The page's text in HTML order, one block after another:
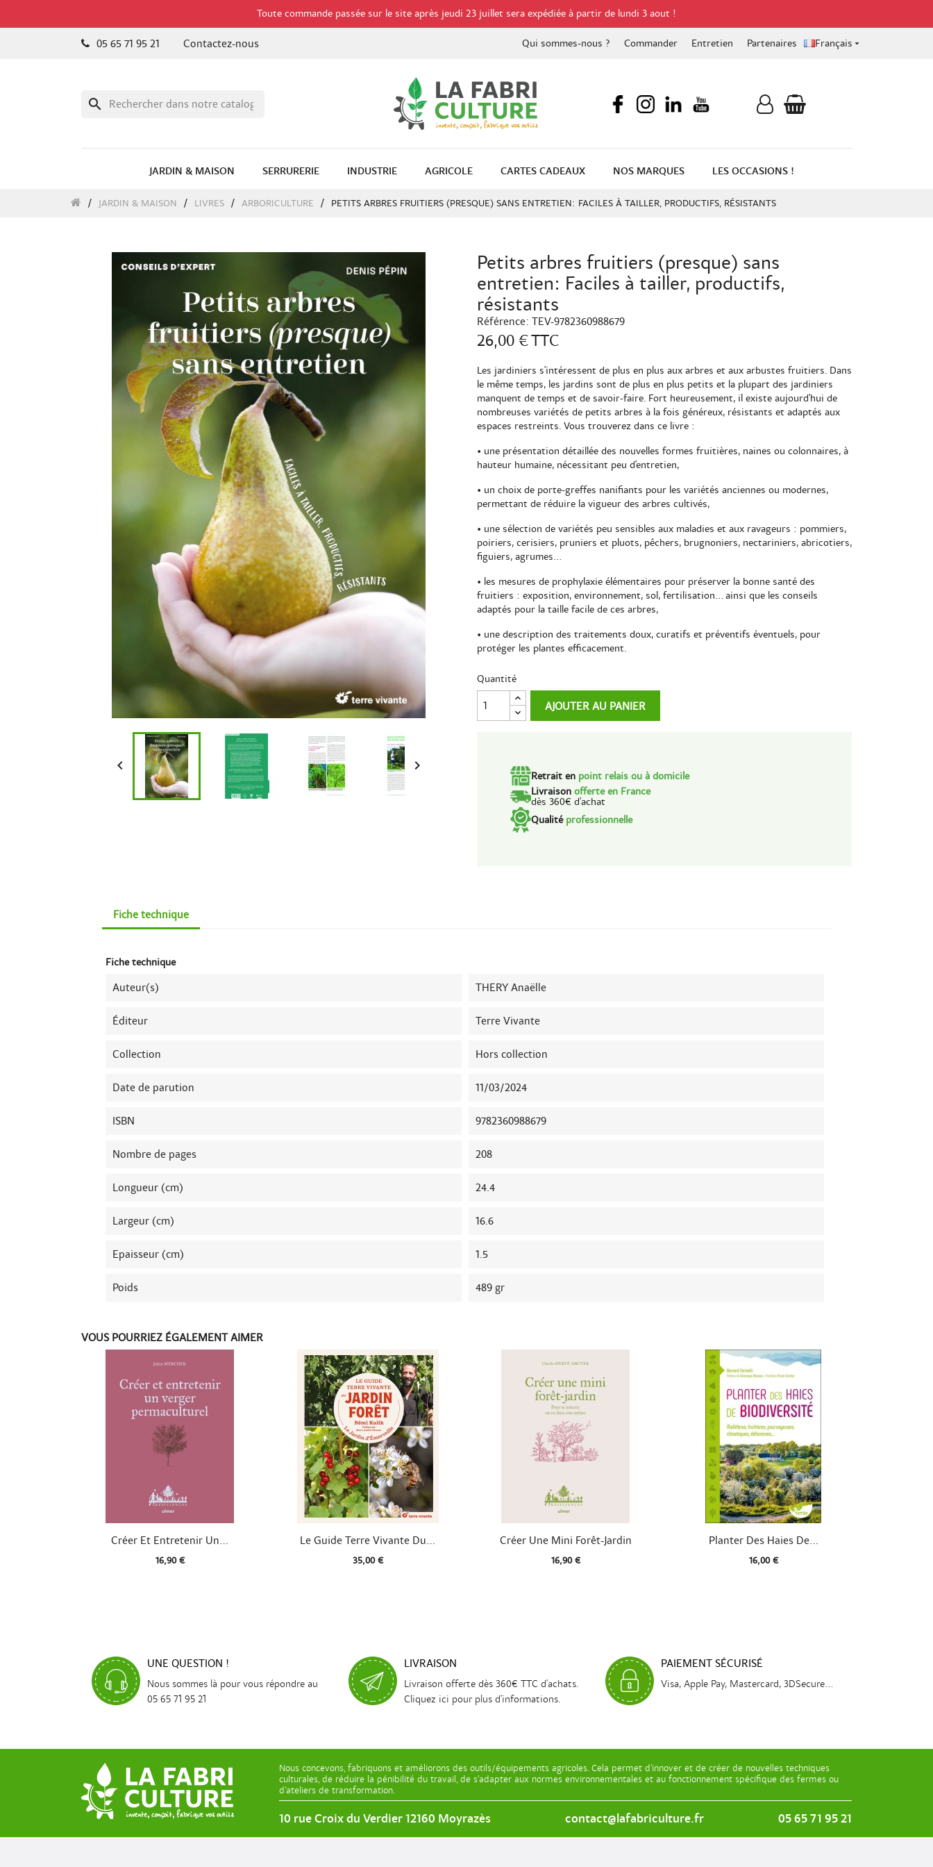
Toute commande passée sur le site après jeudi 23 juillet sera expédiée à partir de lundi 3 aout !
05 65 71 95 21 Contactez-nous Qui sommes-nous ? Commander Entretien Partenaires Français
search
JARDIN & MAISON SERRURERIE INDUSTRIE AGRICOLE CARTES CADEAUX NOS MARQUES LES OCCASIONS !
JARDIN & MAISON LIVRES ARBORICULTURE PETITS ARBRES FRUITIERS (PRESQUE) SANS ENTRETIEN: FACILES À TAILLER, PRODUCTIFS, RÉSISTANTS
 
Petits arbres fruitiers (presque) sans
entretien: Faciles à tailler, productifs,
résistants
Référence: TEV-9782360988679
26,00 €TTC
Les jardiniers s'intéressent de plus en plus aux arbres et aux arbustes fruitiers. Dans
le même temps, les jardins sont de plus en plus petits et la plupart des jardiniers
manquent de temps et de savoir-faire. Fort heureusement, il existe aujourd'hui de
nombreuses variétés de petits arbres à la fois généreux, résistants et adaptés aux
espaces restreints. Vous trouverez dans ce livre :
• une présentation détaillée des nouvelles formes fruitières, naines ou colonnaires, à
hauteur humaine, nécessitant peu d'entretien,
• un choix de porte-greffes nanifiants pour les variétés anciennes ou modernes,
permettant de réduire la vigueur des arbres cultivés,
• une sélection de variétés peu sensibles aux maladies et aux ravageurs : pommiers,
poiriers, cerisiers, pruniers et pluots, pêchers, brugnoniers, nectariniers, abricotiers,
figuiers, agrumes...
• les mesures de prophylaxie élémentaires pour préserver la bonne santé des
fruitiers : exposition, environnement, sol, fertilisation... ainsi que les conseils
adaptés pour la taille facile de ces arbres,
• une description des traitements doux, curatifs et préventifs éventuels, pour
protéger les plantes efficacement.
Quantité
AJOUTER AU PANIER
Retrait en point relais ou à domicile
Livraison offerte en France
dès 360€ d'achat
Qualité professionnelle
Fiche technique
Fiche technique
Auteur(s) THERY Anaëlle
Éditeur Terre Vivante
Collection Hors collection
Date de parution 11/03/2024
ISBN 9782360988679
Nombre de pages 208
Longueur (cm) 24.4
Largeur (cm) 16.6
Epaisseur (cm) 1.5
Poids 489 gr
VOUS POURRIEZ ÉGALEMENT AIMER
Aperçu rapide
Créer Et Entretenir Un...
16,90 €
Aperçu rapide
Le Guide Terre Vivante Du...
35,00 €
Aperçu rapide
Créer Une Mini Forêt-Jardin
16,90 €
Aperçu rapide
Planter Des Haies De...
16,00 €
UNE QUESTION !
Nous sommes là pour vous répondre au
05 65 71 95 21
LIVRAISON
Livraison offerte dès 360€ TTC d'achats.
Cliquez ici pour plus d'informations.
PAIEMENT SÉCURISÉ
Visa, Apple Pay, Mastercard, 3DSecure...
Nous concevons, fabriquons et améliorons des outils/équipements agricoles. Cela permet d’innover et de créer de nouvelles techniques
culturales, de réduire la pénibilité du travail, de s’adapter aux normes environnementales et au fonctionnement spécifique des fermes ou
d’ateliers de transformation.
10 rue Croix du Verdier 12160 Moyrazès contact@lafabriculture.fr 05 65 71 95 21